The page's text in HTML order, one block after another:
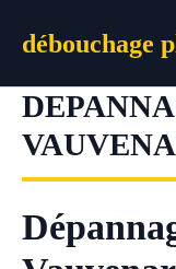
débouchage